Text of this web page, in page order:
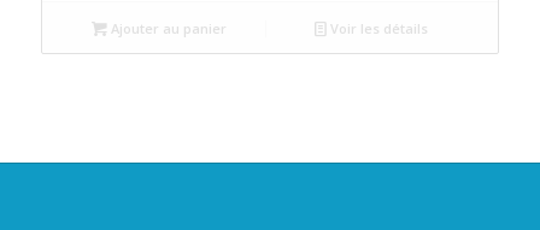
Ajouter au panier Voir les détails